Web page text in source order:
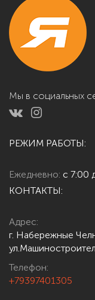
Мы в социальных
РЕЖИМ РАБОТЫ:
Ежедневно: с 7:00
КОНТАКТЫ:
Адрес:
г. Набережные
Телефон:
+79397401305